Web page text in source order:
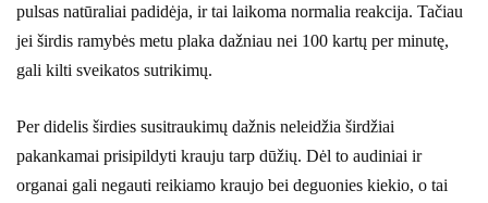
pulsas natūraliai padidėja, ir tai laikoma normalia reakcija. Tačiau
jei širdis ramybės metu plaka dažniau nei 100 kartų per minutę,
gali kilti sveikatos sutrikimų.
Per didelis širdies susitraukimų dažnis neleidžia širdžiai
pakankamai prisipildyti krauju tarp dūžių. Dėl to audiniai ir
organai gali negauti reikiamo kraujo bei deguonies kiekio, o tai